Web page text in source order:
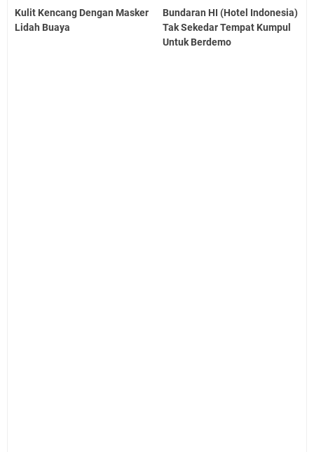
Kulit Kencang Dengan Masker
Lidah Buaya
Bundaran HI (Hotel Indonesia)
Tak Sekedar Tempat Kumpul
Untuk Berdemo